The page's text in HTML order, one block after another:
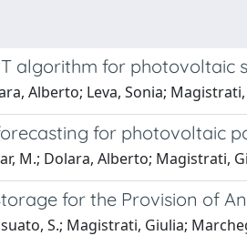
algorithm for photovoltaic
Alberto; Leva, Sonia;
for photovoltaic
M.; Dolara, Alberto; Magistrati,
for the Provision of
S.; Magistrati, Giulia;